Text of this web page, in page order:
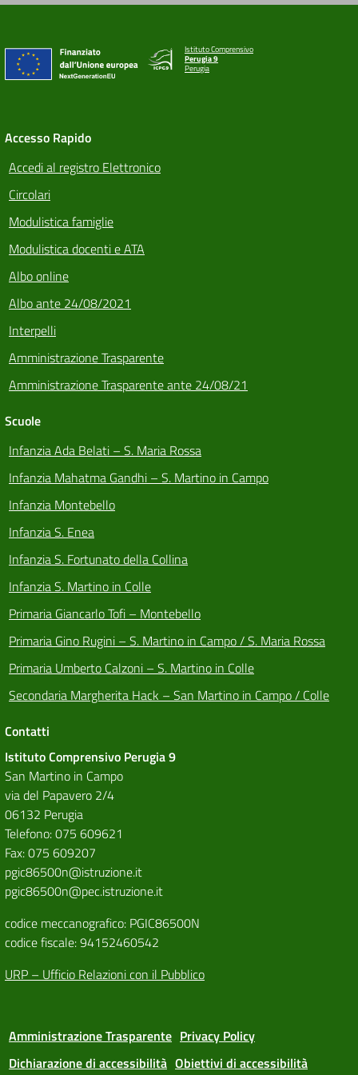
Istituto Comprensivo
Perugia 9
Perugia
Accesso Rapido
Accedi al registro Elettronico
Circolari
Modulistica famiglie
Modulistica docenti e ATA
Albo online
Albo ante 24/08/2021
Interpelli
Amministrazione Trasparente
Amministrazione Trasparente ante 24/08/21
Scuole
Infanzia Ada Belati – S. Maria Rossa
Infanzia Mahatma Gandhi – S. Martino in Campo
Infanzia Montebello
Infanzia S. Enea
Infanzia S. Fortunato della Collina
Infanzia S. Martino in Colle
Primaria Giancarlo Tofi – Montebello
Primaria Gino Rugini – S. Martino in Campo / S. Maria Rossa
Primaria Umberto Calzoni – S. Martino in Colle
Secondaria Margherita Hack – San Martino in Campo / Colle
Contatti
Istituto Comprensivo Perugia 9
San Martino in Campo
via del Papavero 2/4
06132 Perugia
Telefono: 075 609621
Fax: 075 609207
pgic86500n@istruzione.it
pgic86500n@pec.istruzione.it
codice meccanografico: PGIC86500N
codice fiscale: 94152460542
URP – Ufficio Relazioni con il Pubblico
Amministrazione Trasparente Privacy Policy
Dichiarazione di accessibilità Obiettivi di accessibilità